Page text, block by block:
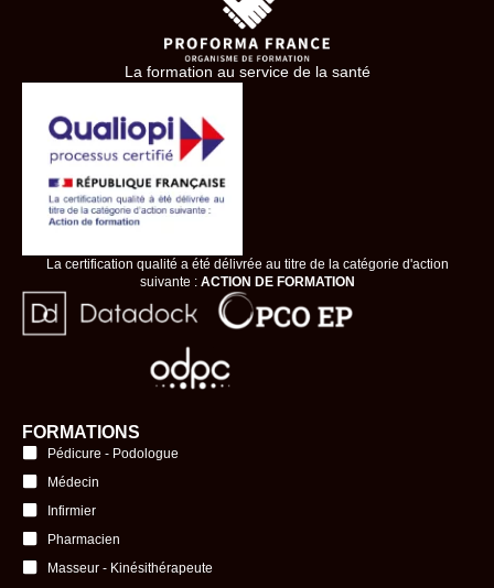
La formation au service de la santé
La certification qualité a été délivrée au titre de la catégorie d'action
suivante : ACTION DE FORMATION
FORMATIONS
Pédicure - Podologue
Médecin
Infirmier
Pharmacien
Masseur - Kinésithérapeute